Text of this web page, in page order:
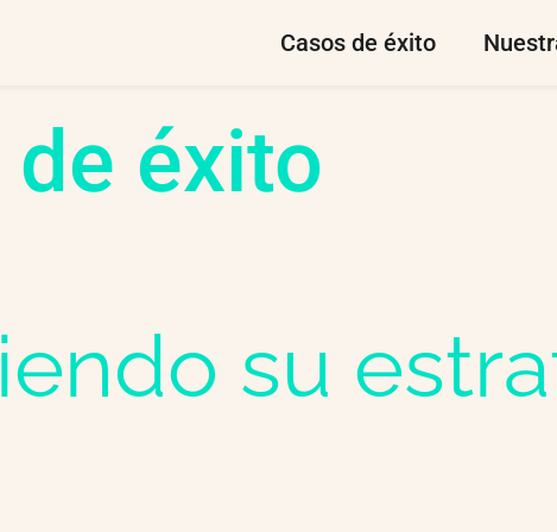
Casos de éxito
de éxito
su